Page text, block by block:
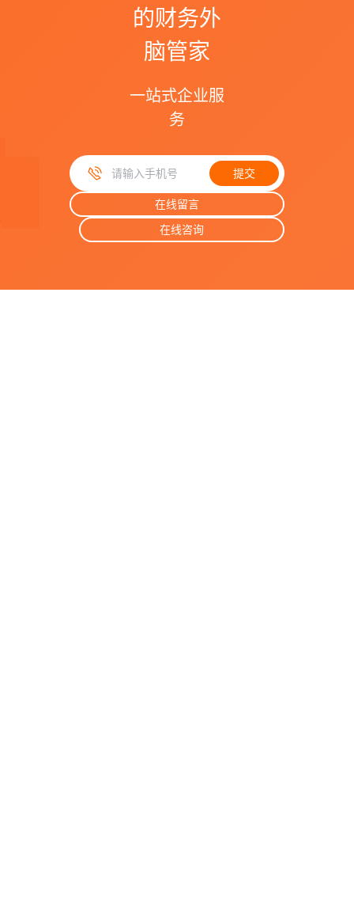
的财务外
脑管家
一站式企业服
务
手机号码
提交
在线留言
在线咨询